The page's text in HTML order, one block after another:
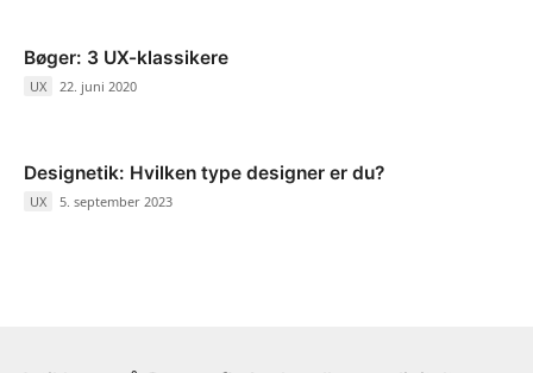
Bøger: 3 UX-klassikere
UX /22. juni 2020
Designetik: Hvilken type designer er du?
UX /5. september 2023